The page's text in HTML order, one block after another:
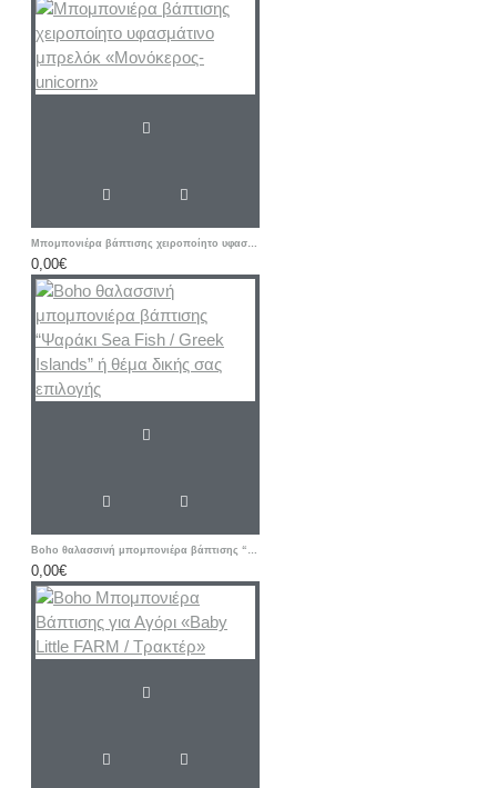
Μπομπονιέρα βάπτισης χειροποίητο υφασμάτινο μπρελόκ «Μονόκερος-unicorn»
0,00€
Boho θαλασσινή μπομπονιέρα βάπτισης “Ψαράκι Sea ​​Fish / Greek Islands” ή θέμα δικής σας επιλογής
0,00€